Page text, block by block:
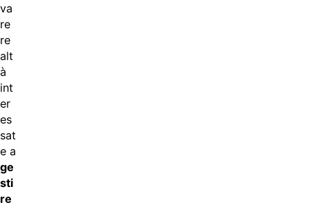
va
re
re
alt
à
int
er
es
sat
e a
ge
sti
re